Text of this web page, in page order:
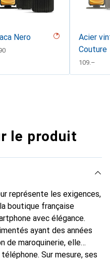
Nero
Acier
Couture
CHF
109.–
le produit
représente les exigences,
boutique française
avec élégance.
ayant des années
de maroquinerie, elle
Sur mesure, ses